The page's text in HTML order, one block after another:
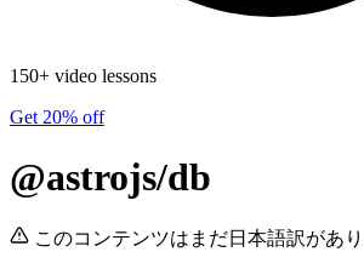
150+ video lessons
Get 20% off
@astrojs/db
このコンテンツはまだ日本語訳があり